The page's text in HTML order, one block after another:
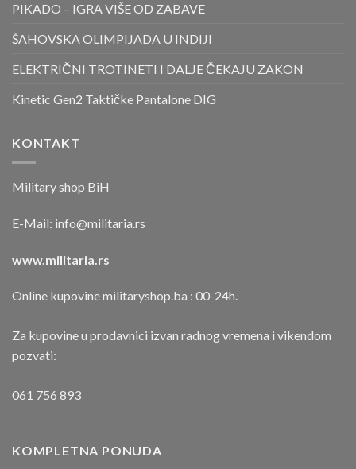
PIKADO – IGRA VIŠE OD ZABAVE
ŠAHOVSKA OLIMPIJADA U INDIJI
ELEKTRIČNI TROTINETI I DALJE ČEKAJU ZAKON
Kinetic Gen2 Taktičke Pantalone DIG
KONTAKT
Military shop BiH
E-Mail: info@militaria.rs
www.militaria.rs
Online kupovine militaryshop.ba : 00-24h.
Za kupovine u prodavnici izvan radnog vremena i vikendom
pozvati:
061 756 893
KOMPLETNA PONUDA